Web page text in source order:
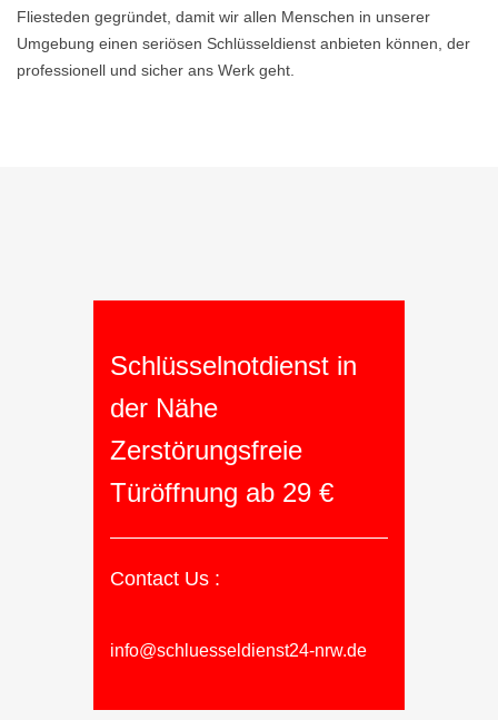
Fliesteden gegründet, damit wir allen Menschen in unserer
Umgebung einen seriösen Schlüsseldienst anbieten können, der
professionell und sicher ans Werk geht.
Schlüsselnotdienst in
der Nähe
Zerstörungsfreie
Türöffnung ab 29 €
Contact Us :
info@schluesseldienst24-nrw.de